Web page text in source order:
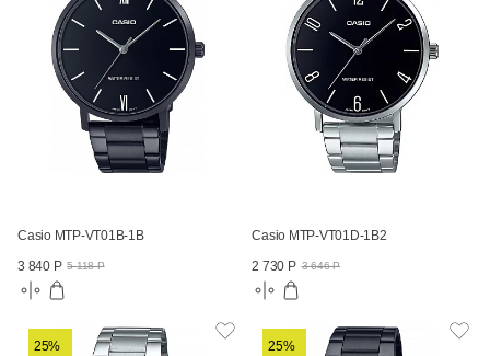
Casio MTP-VT01B-1B
3 840 Р 5 118 Р
Casio MTP-VT01D-1B2
2 730 Р 3 646 Р
25% 25%